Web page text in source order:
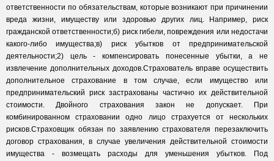
ответственности по обязательствам, которые возникают при причинении
вреда жизни, имуществу или здоровью других лиц. Например, риск
гражданской ответственности;б) риск гибели, повреждения или недостачи
какого-либо имущества;в) риск убытков от предпринимательской
деятельности;2) цель - компенсировать понесенные убытки, а не
извлечение дополнительных доходов.Страхователь вправе осуществить
дополнительное страхование в том случае, если имущество или
предпринимательский риск застрахованы частично их действительной
стоимости. Двойного страхования закон не допускает. При
комбинированном страховании одно лицо страхуется от нескольких
рисков.Страховщик обязан по заявлению страхователя перезаключить
договор страхования, в случае увеличения действительной стоимости
имущества - возмещать расходы для уменьшения убытков. Под